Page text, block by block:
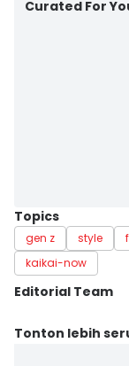
Curated For
Topics
gen z style
kaikai-now
Editorial Team
Editor
Tonton lebih